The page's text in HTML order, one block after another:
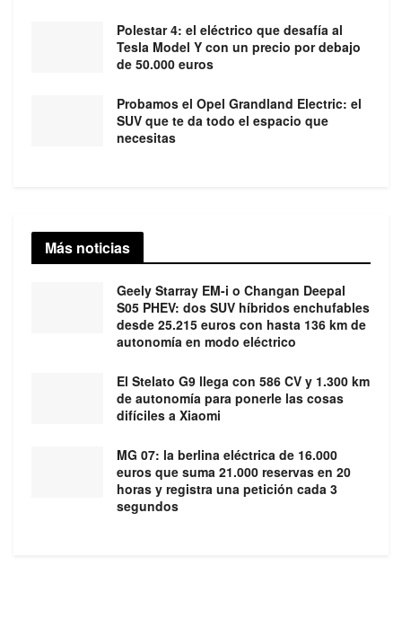
Polestar 4: el eléctrico que desafía al
Tesla Model Y con un precio por debajo
de 50.000 euros
Probamos el Opel Grandland Electric: el
SUV que te da todo el espacio que
necesitas
Más noticias
Geely Starray EM-i o Changan Deepal
S05 PHEV: dos SUV híbridos enchufables
desde 25.215 euros con hasta 136 km de
autonomía en modo eléctrico
El Stelato G9 llega con 586 CV y 1.300 km
de autonomía para ponerle las cosas
difíciles a Xiaomi
MG 07: la berlina eléctrica de 16.000
euros que suma 21.000 reservas en 20
horas y registra una petición cada 3
segundos